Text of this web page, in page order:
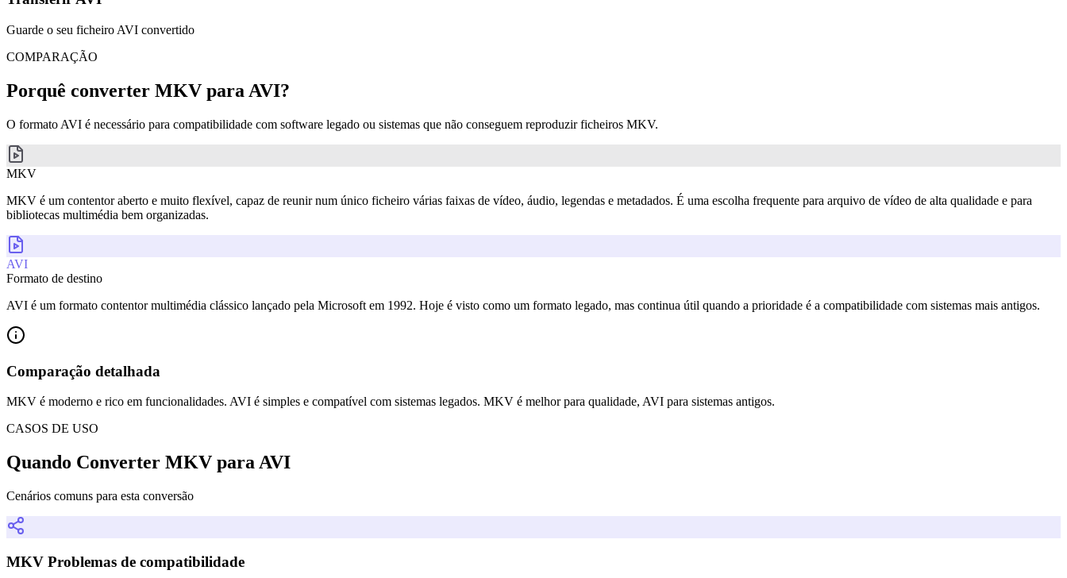
Guarde o seu ficheiro AVI convertido
COMPARAÇÃO
Porquê converter MKV para AVI?
O formato AVI é necessário para compatibilidade com software legado ou sistemas que não conseguem reproduzir ficheiros MKV.
MKV
MKV é um contentor aberto e muito flexível, capaz de reunir num único ficheiro várias faixas de vídeo, áudio, legendas e metadados. É uma escolha frequente para arquivo de vídeo de alta qualidade e para
bibliotecas multimédia bem organizadas.
AVI
Formato de destino
AVI é um formato contentor multimédia clássico lançado pela Microsoft em 1992. Hoje é visto como um formato legado, mas continua útil quando a prioridade é a compatibilidade com sistemas mais antigos.
Comparação detalhada
MKV é moderno e rico em funcionalidades. AVI é simples e compatível com sistemas legados. MKV é melhor para qualidade, AVI para sistemas antigos.
CASOS DE USO
Quando Converter MKV para AVI
Cenários comuns para esta conversão
MKV Problemas de compatibilidade